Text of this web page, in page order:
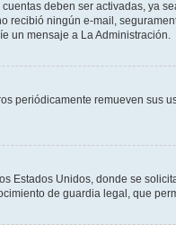
deben ser activadas, ya
ningún e-mail,
un mensaje a La Administración.
periódicamente remueven
Estados Unidos, donde se
de guardia legal, que